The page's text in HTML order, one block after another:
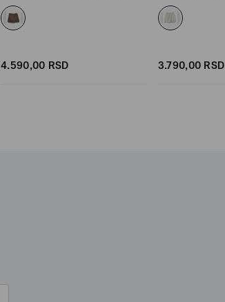
4.590,00 RSD 3.790,00 RSD